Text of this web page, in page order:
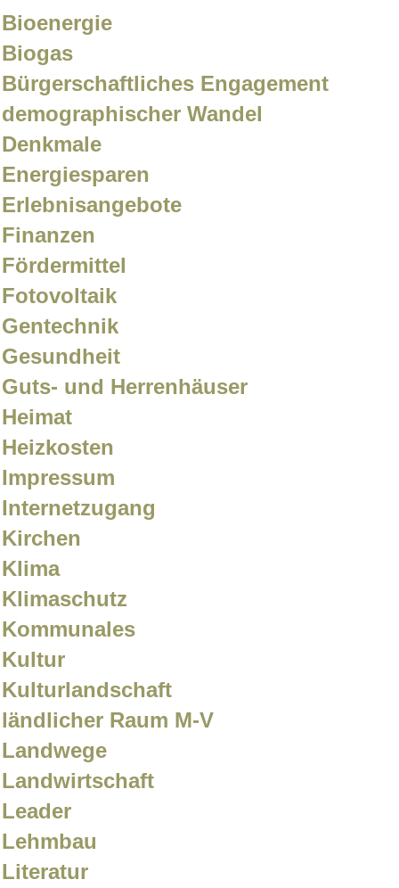
Bioenergie
Biogas
Bürgerschaftliches Engagement
demographischer Wandel
Denkmale
Energiesparen
Erlebnisangebote
Finanzen
Fördermittel
Fotovoltaik
Gentechnik
Gesundheit
Guts- und Herrenhäuser
Heimat
Heizkosten
Impressum
Internetzugang
Kirchen
Klima
Klimaschutz
Kommunales
Kultur
Kulturlandschaft
ländlicher Raum M-V
Landwege
Landwirtschaft
Leader
Lehmbau
Literatur